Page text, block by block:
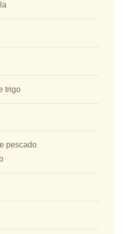
trigo
pescado